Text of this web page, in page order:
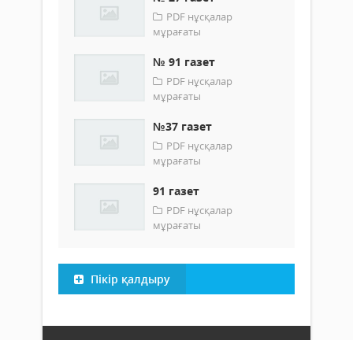
PDF нұсқалар
мұрағаты
№ 91 газет
PDF нұсқалар
мұрағаты
№37 газет
PDF нұсқалар
мұрағаты
91 газет
PDF нұсқалар
мұрағаты
Пікір қалдыру